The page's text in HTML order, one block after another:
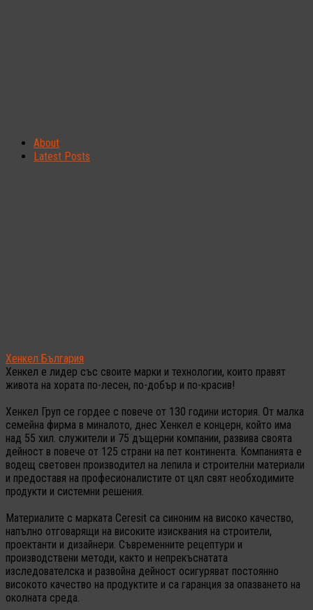
About
Latest Posts
Хенкел България
Хенкел е лидер със своите марки и технологии, които правят
живота на хората по-лесен, по-добър и по-красив!
Хенкел Груп се гордее с повече от 130 години история. От малка
семейна фирма в миналото, днес Хенкел е концерн, който има
над 55 хил. служители и 75 дъщерни компании, развива своята
дейност в повече от 125 страни на пет континента. Компанията е
водещ световен производител на лепила и строителни материали
и предоставя на професионалистите от цял свят необходимите
продукти и системни решения.
Материалите с марката Ceresit са синоним на високо качество,
напълно отговарящи на високите изисквания на строители,
проектанти и дизайнери. Съвременните рецептури и
производствени методи, както и непрекъснатата
изследователска и развойна дейност осигуряват постоянно
високото качество на продуктите и са гаранция за опазването на
околната среда.